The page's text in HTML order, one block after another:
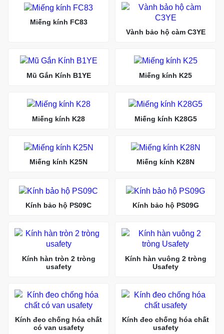
Miếng kính FC83
Vành bảo hộ càm C3YE
Mũ Gắn Kính B1YE Miếng kính K25
Miếng kính K28 Miếng kính K28G5
Miếng kính K25N Miếng kính K28N
Kính bảo hộ PS09C Kính bảo hộ PS09G
Kính hàn tròn 2 tròng
usafety
Kính hàn vuông 2 tròng
Usafety
Kính đeo chống hóa chất
có van usafety
Kính đeo chống hóa chất
usafety